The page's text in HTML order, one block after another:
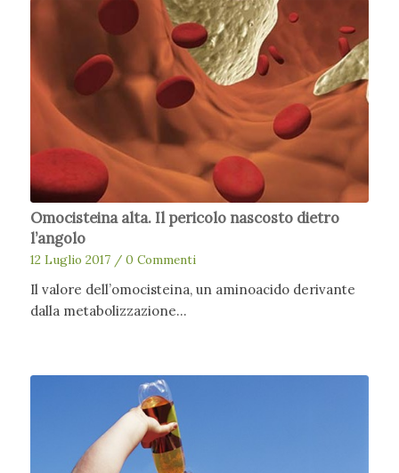
Omocisteina alta. Il pericolo nascosto dietro
l’angolo
12 Luglio 2017 / 0 Commenti
Il valore dell’omocisteina, un aminoacido derivante
dalla metabolizzazione…